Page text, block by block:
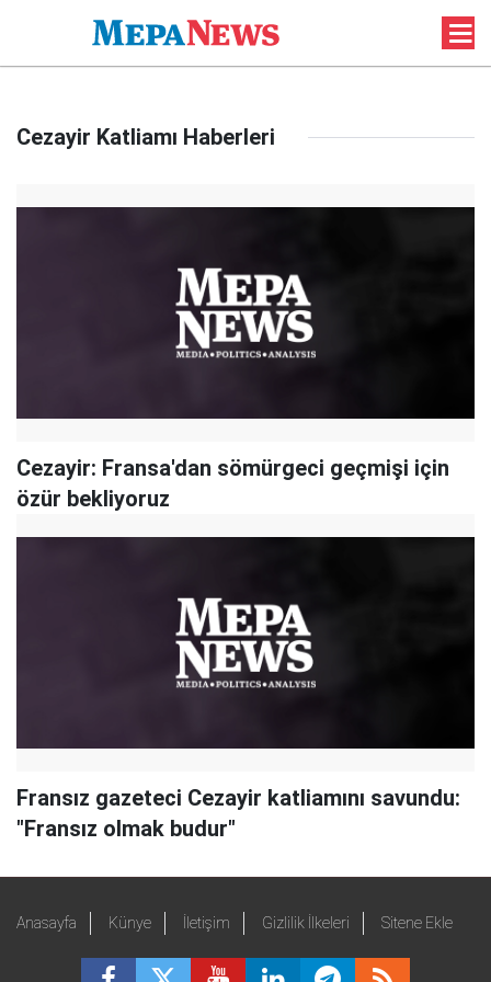
Cezayir Katliamı Haberleri
Cezayir: Fransa'dan sömürgeci geçmişi için
özür bekliyoruz
Fransız gazeteci Cezayir katliamını savundu:
"Fransız olmak budur"
Anasayfa Künye İletişim Gizlilik İlkeleri Sitene Ekle